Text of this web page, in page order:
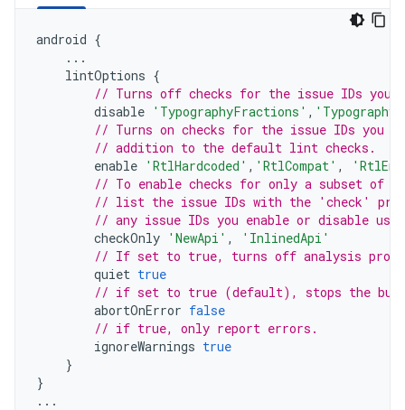
android {
...
lintOptions {
// Turns off checks for the issue IDs you
disable 'TypographyFractions' ,
// Turns on checks for the issue IDs you
// addition to the default lint checks.
enable 'RtlHardcoded' , 'RtlCompat' ,
// To enable checks for only a subset of
// list the issue IDs with the 'check'
// any issue IDs you enable or disable
checkOnly 'NewApi' ,
'InlinedApi'
// If set to true, turns off analysis
quiet true
// if set to true (default), stops the
abortOnError false
// if true, only report errors.
ignoreWarnings true
}
}
...